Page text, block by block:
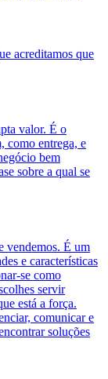
acreditamos que
valor. É o
como entrega, e
bem
sobre a qual se
vendemos. É um
e características
se como
servir
está a força.
comunicar e
soluções